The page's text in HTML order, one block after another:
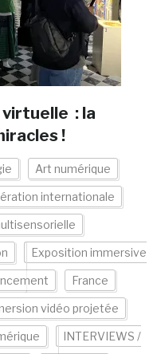
virtuelle : la
!
Art numérique
internationale
Exposition immersive
France
vidéo projetée
INTERVIEWS /